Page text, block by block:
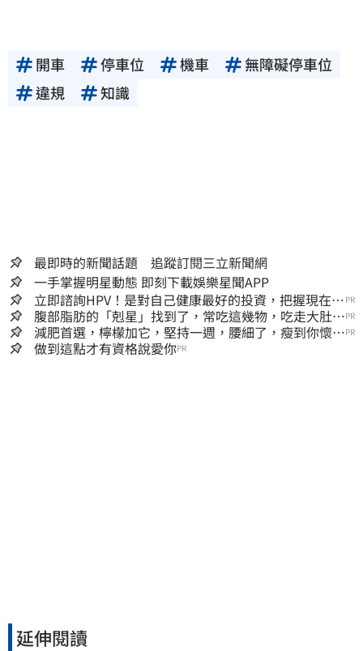
開車 停車位 機車
無障礙停車位
違規
知識
最即時的新聞話題 追蹤訂閱三立新聞網
一手掌握明星動態 即刻下載娛樂星聞APP
立即諮詢HPV！是對自己健康最好的投資，把握現在不
嫌晚！
PR
腹部脂肪的「剋星」找到了，常吃這幾物，吃走大肚
囊，瘦出小蠻腰
PR
減肥首選，檸檬加它，堅持一週，腰細了，瘦到你懷疑
人生
PR
做到這點才有資格說愛你PR
延伸閱讀